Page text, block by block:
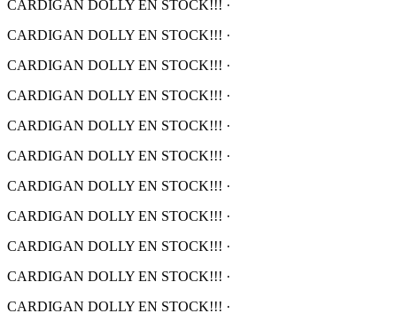
CARDIGAN DOLLY EN STOCK!!! ·
CARDIGAN DOLLY EN STOCK!!! ·
CARDIGAN DOLLY EN STOCK!!! ·
CARDIGAN DOLLY EN STOCK!!! ·
CARDIGAN DOLLY EN STOCK!!! ·
CARDIGAN DOLLY EN STOCK!!! ·
CARDIGAN DOLLY EN STOCK!!! ·
CARDIGAN DOLLY EN STOCK!!! ·
CARDIGAN DOLLY EN STOCK!!! ·
CARDIGAN DOLLY EN STOCK!!! ·
CARDIGAN DOLLY EN STOCK!!! ·